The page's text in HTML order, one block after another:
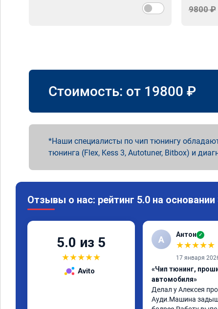
9800 ₽
Стоимость: от 19800 ₽
Наши специалисты по чип тюнингу
тюнинга (Flex, Kess 3, Autotuner, Bitbox) и
Отзывы о нас: рейтинг 5.0 на
5.0 из 5
★★★★★
Avito
А Антон ✓
★★★★★
17 января
«Чип тюнинг,
автомобиля»
Делал у Алексея
Ауди.Машина